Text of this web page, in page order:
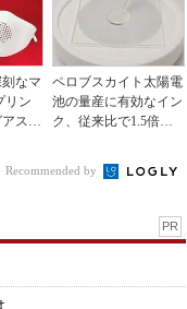
なマ
リン
スが
ペロブスカイト太陽電
池の量産に有効なイン
ク、従来比で1.5倍の
Recommended by
PR